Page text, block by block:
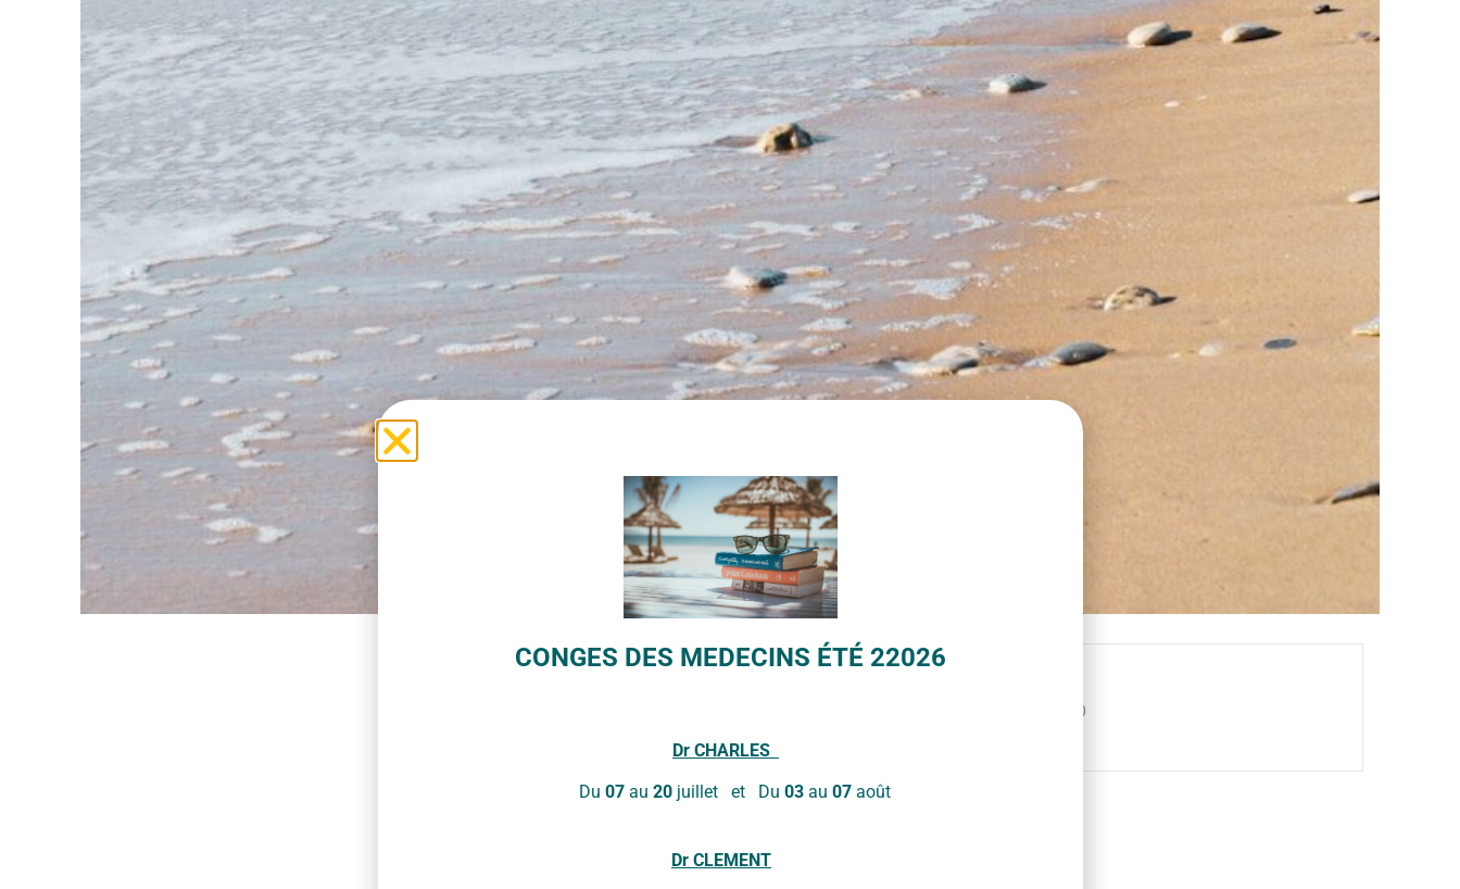
8h00 - 18h00
CONGES DES MEDECINS ÉTÉ 22026
Dr CHARLES
Du 07au 20juillet et Du 03 au 07août
Dr CLEMENT